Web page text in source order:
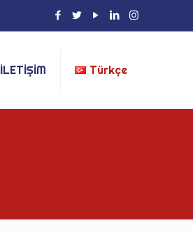
İLETİŞİM Türkçe